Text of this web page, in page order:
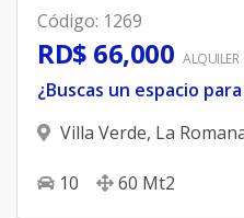
Código: 1269
RD$ 66,000 ALQUILER
Villa Verde, La
10 60 Mt2